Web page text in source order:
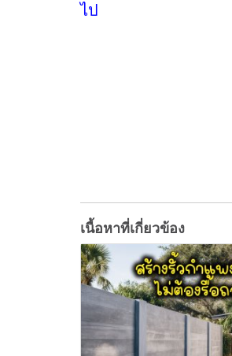
ไป
เนื้อหาที่เกี่ยวข้อง